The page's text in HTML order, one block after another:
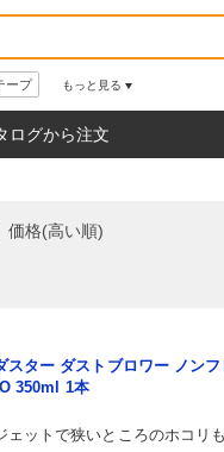
ープ もっと見る
ログから注文
価格(高い順)
スター ダストブロワー ノン
350ml 1本
ェットで狭いところのホコリ